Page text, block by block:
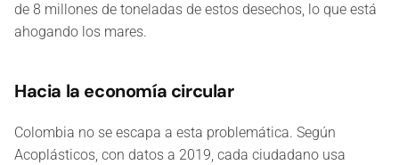
de 8 millones de toneladas de estos desechos, lo que está
ahogando los mares.
Hacia la economía circular
Colombia no se escapa a esta problemática. Según
Acoplásticos, con datos a 2019, cada ciudadano usa